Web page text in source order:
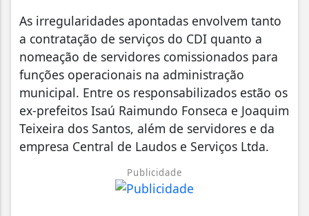
As irregularidades apontadas envolvem tanto
a contratação de serviços do CDI quanto a
nomeação de servidores comissionados para
funções operacionais na administração
municipal. Entre os responsabilizados estão os
ex-prefeitos Isaú Raimundo Fonseca e Joaquim
Teixeira dos Santos, além de servidores e da
empresa Central de Laudos e Serviços Ltda.
Publicidade